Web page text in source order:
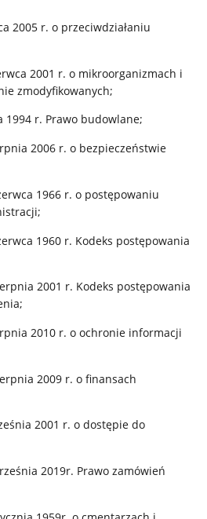
2005 r. o przeciwdziałaniu
2001 r. o mikroorganizmach i
zmodyfikowanych;
1994 r. Prawo budowlane;
2006 r. o bezpieczeństwie
1966 r. o postępowaniu
1960 r. Kodeks postępowania
2001 r. Kodeks postępowania
2010 r. o ochronie informacji
2009 r. o finansach
2001 r. o dostępie do
2019r. Prawo zamówień